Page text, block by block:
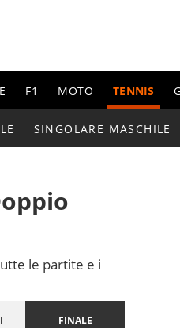
F1 MOTO TENNIS
SINGOLARE MASCHILE
le partite e i
FINALE